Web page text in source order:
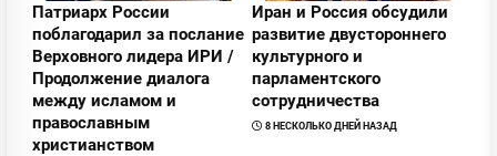
Патриарх Pоссии
поблагодарил за послание
Верховного лидера ИPИ /
Продолжение диалога
между исламом и
православным
христианством
Иран и Pоссия обсудили
развитие двустороннего
культурного и
парламентского
сотрудничества
8 НЕСКОЛЬКО ДНЕЙ НАЗАД